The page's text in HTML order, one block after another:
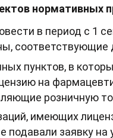
нормативных
в период с 1
пунктов, в
на
розничную
имеющих
подавали заявку на